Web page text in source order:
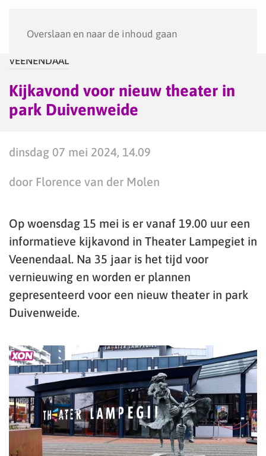
Overslaan en naar de inhoud gaan
VEENENDAAL
Kijkavond voor nieuw theater in
park Duivenweide
dinsdag 07 mei 2024, 14.09
door Florence van der Molen
Op woensdag 15 mei is er vanaf 19.00 uur een
informatieve kijkavond in Theater Lampegiet in
Veenendaal. Na 35 jaar is het tijd voor
vernieuwing en worden er plannen
gepresenteerd voor een nieuw theater in park
Duivenweide.